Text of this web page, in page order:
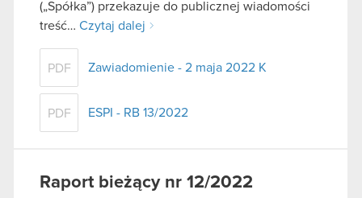
(„Spółka”) przekazuje do publicznej wiadomości
treść… Czytaj dalej
PDF Zawiadomienie - 2 maja 2022 K
PDF ESPI - RB 13/2022
Raport bieżący nr 12/2022